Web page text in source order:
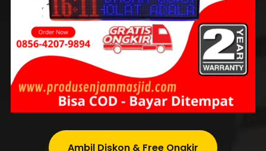
Ambil Diskon & Free Ongkir